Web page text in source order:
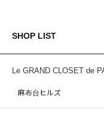
SHOP LIST
Le GRAND CLOSET de
麻布台ヒルズ